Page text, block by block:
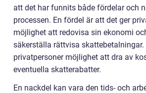
att det har funnits både fördelar och
processen. En fördel är att det ger
möjlighet att redovisa sin ekonomi
säkerställa rättvisa skattebetalningar.
privatpersoner möjlighet att dra av
eventuella skatterabatter.
En nackdel kan vara den tids- och